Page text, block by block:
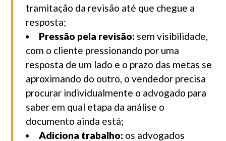
tramitação da revisão até que chegue a
resposta;
Pressão pela revisão: sem visibilidade,
com o cliente pressionando por uma
resposta de um lado e o prazo das metas se
aproximando do outro, o vendedor precisa
procurar individualmente o advogado para
saber em qual etapa da análise o
documento ainda está;
Adiciona trabalho: os advogados